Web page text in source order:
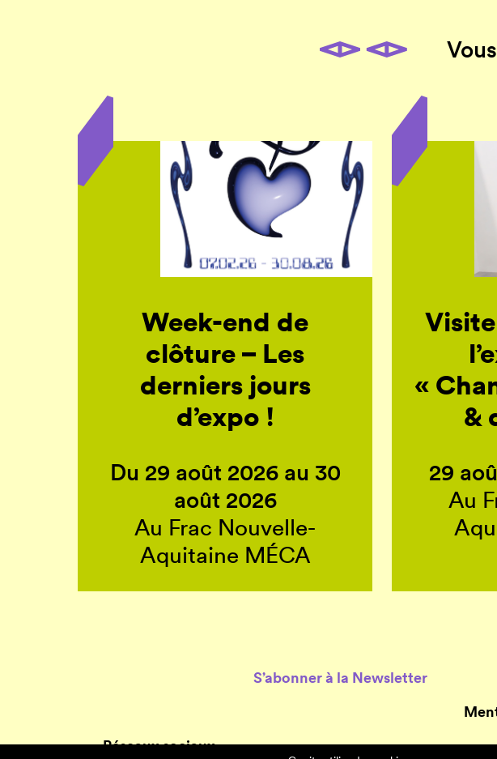
Week-end de
clôture – Les
derniers jours
d’expo !
Du 29 août 2026 au 30
août 2026
Au Frac Nouvelle-
Aquitaine MÉCA
«
&
29
Au
Réseaux sociaux
S’abonner à la Newsletter